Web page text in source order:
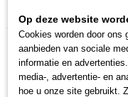
Home>Tree >Hörmann
Op deze website
Cookies worden door ons
aanbieden van sociale
informatie en
media-, advertentie- en
hoe u onze site gebruikt.